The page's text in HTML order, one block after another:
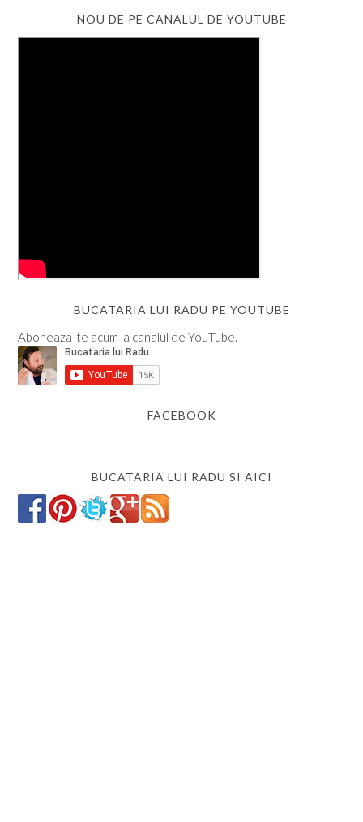
NOU DE PE CANALUL DE YOUTUBE
BUCATARIA LUI RADU PE YOUTUBE
Aboneaza-te acum la canalul de YouTube.
FACEBOOK
BUCATARIA LUI RADU SI AICI